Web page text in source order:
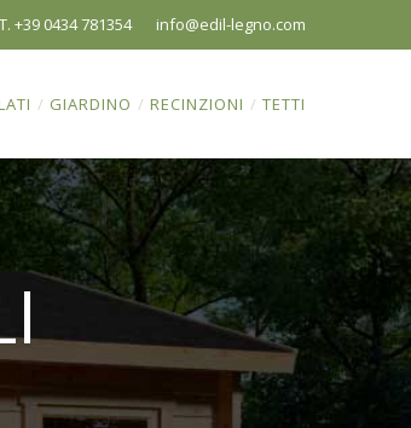
info@edil-legno.com
T. +39 0434 781354
/ GIARDINO / RECINZIONI / TETTI